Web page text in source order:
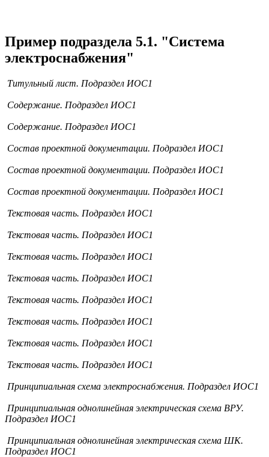
Пример подраздела 5.1. "Система
электроснабжения"
Титульный лист. Подраздел ИОС1
Содержание. Подраздел ИОС1
Содержание. Подраздел ИОС1
Состав проектной документации. Подраздел ИОС1
Состав проектной документации. Подраздел ИОС1
Состав проектной документации. Подраздел ИОС1
Текстовая часть. Подраздел ИОС1
Текстовая часть. Подраздел ИОС1
Текстовая часть. Подраздел ИОС1
Текстовая часть. Подраздел ИОС1
Текстовая часть. Подраздел ИОС1
Текстовая часть. Подраздел ИОС1
Текстовая часть. Подраздел ИОС1
Текстовая часть. Подраздел ИОС1
Принципиальная схема электроснабжения. Подраздел ИОС1
Принципиальная однолинейная электрическая схема ВРУ.
Подраздел ИОС1
Принципиальная однолинейная электрическая схема ШК.
Подраздел ИОС1